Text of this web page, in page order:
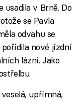
v Brně. Do
se Pavla
odvahu se
nové jízdní
lázní. Jako
upřímná,